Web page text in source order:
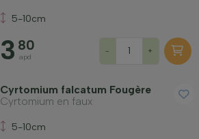
5-10cm
3 80
apd
- +
Cyrtomium falcatum Fougère
Cyrtomium en faux
5-10cm